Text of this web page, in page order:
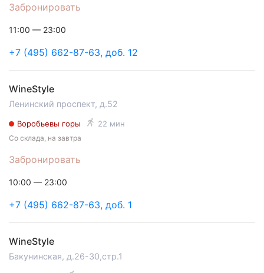
Забронировать
+7 (495) 662-87-63, доб. 12
11:00 — 23:00
WineStyle
Ленинский проспект, д.52
Воробьевы горы 22 мин
Забронировать
Со склада, на завтра
+7 (495) 662-87-63, доб. 1
10:00 — 23:00
WineStyle
Бакунинская, д.26-30,стр.1